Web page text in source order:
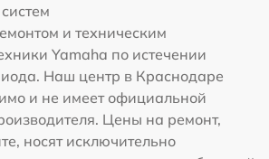
систем
и техническим
Yamaha по истечении
Наш центр в Краснодаре
и не имеет официальной
Цены на ремонт,
носят исключительно